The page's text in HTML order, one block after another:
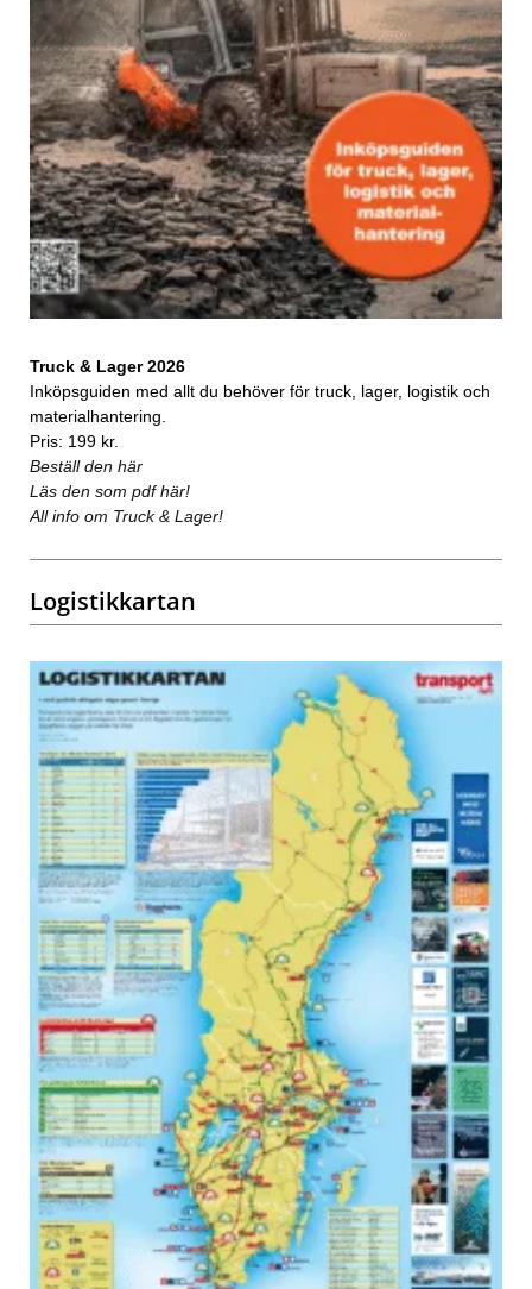
Truck & Lager 2026
Inköpsguiden med allt du behöver för truck, lager, logistik och
materialhantering.
Pris: 199 kr.
Beställ den här
Läs den som pdf här!
All info om Truck & Lager!
Logistikkartan